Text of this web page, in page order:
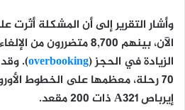
وأشار التقرير إلى أن المشكلة أثّرت
الآن، بينهم 8,700 متضررون من الإلغاءات، و3,500 من حالات
الزيادة في الحجز (overbooking
)
.
70 رحلة
، معظمها على الخطوط
إيرباص A321
ذات 200 مقعد.